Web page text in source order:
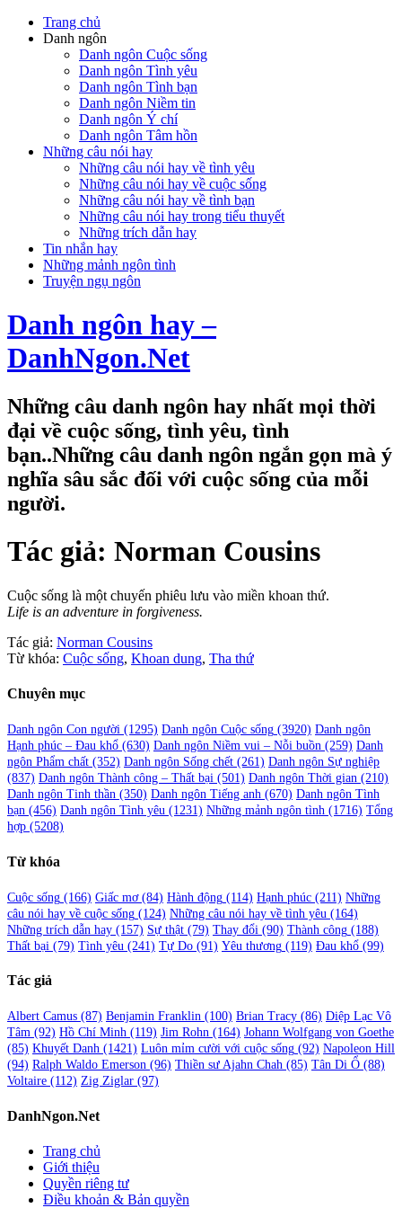
Trang chủ
Danh ngôn
Danh ngôn Cuộc sống
Danh ngôn Tình yêu
Danh ngôn Tình bạn
Danh ngôn Niềm tin
Danh ngôn Ý chí
Danh ngôn Tâm hồn
Những câu nói hay
Những câu nói hay về tình yêu
Những câu nói hay về cuộc sống
Những câu nói hay về tình bạn
Những câu nói hay trong tiểu thuyết
Những trích dẫn hay
Tin nhắn hay
Những mảnh ngôn tình
Truyện ngụ ngôn
Danh ngôn hay –
DanhNgon.Net
Những câu danh ngôn hay nhất mọi thời
đại về cuộc sống, tình yêu, tình
bạn..Những câu danh ngôn ngắn gọn mà ý
nghĩa sâu sắc đối với cuộc sống của mỗi
người.
Tác giả: Norman Cousins
Cuộc sống là một chuyến phiêu lưu vào miền khoan thứ.
Life is an adventure in forgiveness.
Tác giả: Norman Cousins
Từ khóa: Cuộc sống, Khoan dung, Tha thứ
Chuyên mục
Danh ngôn Con người (1295) Danh ngôn Cuộc sống (3920) Danh ngôn
Hạnh phúc – Đau khổ (630) Danh ngôn Niềm vui – Nỗi buồn (259) Danh
ngôn Phẩm chất (352) Danh ngôn Sống chết (261) Danh ngôn Sự nghiệp
(837) Danh ngôn Thành công – Thất bại (501) Danh ngôn Thời gian (210)
Danh ngôn Tinh thần (350) Danh ngôn Tiếng anh (670) Danh ngôn Tình
bạn (456) Danh ngôn Tình yêu (1231) Những mảnh ngôn tình (1716) Tổng
hợp (5208)
Từ khóa
Cuộc sống (166) Giấc mơ(84) Hành động (114) Hạnh phúc (211) Những
câu nói hay về cuộc sống (124) Những câu nói hay về tình yêu (164)
Những trích dẫn hay (157) Sự thật (79) Thay đổi (90) Thành công (188)
Thất bại (79) Tình yêu (241) Tự Do (91) Yêu thương (119) Đau khổ (99)
Tác giả
Albert Camus (87) Benjamin Franklin (100) Brian Tracy (86) Diệp Lạc Vô
Tâm (92) Hồ Chí Minh (119) Jim Rohn (164) Johann Wolfgang von Goethe
(85) Khuyết Danh (1421) Luôn mỉm cười với cuộc sống (92) Napoleon Hill
(94) Ralph Waldo Emerson (96) Thiền sư Ajahn Chah (85) Tân Di Ổ (88)
Voltaire (112) Zig Ziglar (97)
DanhNgon.Net
Trang chủ
Giới thiệu
Quyền riêng tư
Điều khoản & Bản quyền